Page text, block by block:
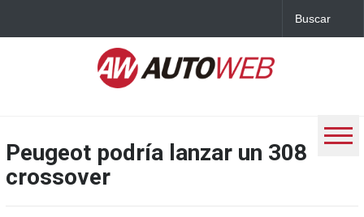
Peugeot podría lanzar un 308
crossover